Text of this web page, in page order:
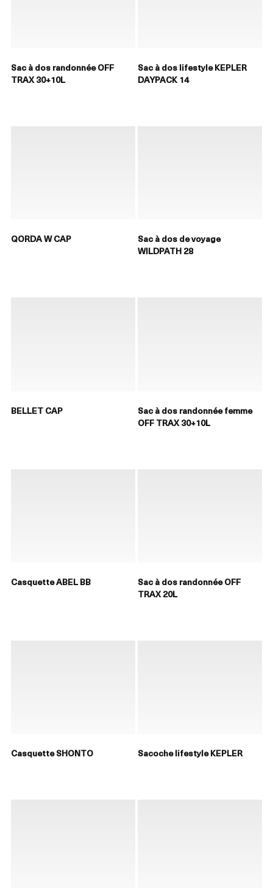
Sac à dos randonnée OFF
TRAX 30+10L
Sac à dos lifestyle KEPLER
DAYPACK 14
QORDA W CAP
Sac à dos de voyage
WILDPATH 28
BELLET CAP
Sac à dos randonnée femme
OFF TRAX 30+10L
Casquette ABEL BB
Sac à dos randonnée OFF
TRAX 20L
Casquette SHONTO Sacoche lifestyle KEPLER